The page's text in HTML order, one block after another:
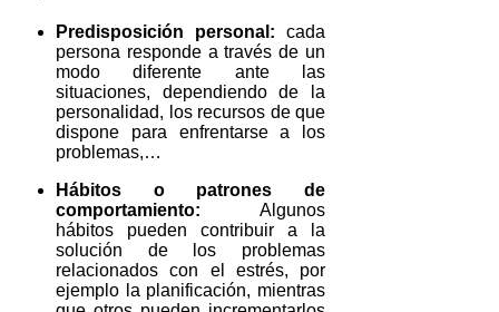
Predisposición personal: cada
persona responde a través de un
modo diferente ante las
situaciones, dependiendo de la
personalidad, los recursos de que
dispone para enfrentarse a los
problemas,…
Hábitos o patrones de
comportamiento: Algunos
hábitos pueden contribuir a la
solución de los problemas
relacionados con el estrés, por
ejemplo la planificación, mientras